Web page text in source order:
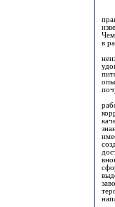
В
в